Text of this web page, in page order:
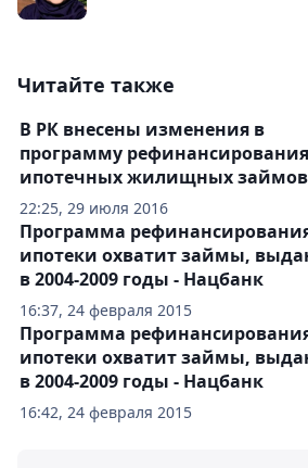
Читайте также
22:25, 29 июля 2016
В РК внесены изменения в
программу рефинансирования
ипотечных жилищных займов
16:37, 24 февраля 2015
Программа
ипотеки охватит займы,
в 2004-2009 годы - Нацбанк
16:42, 24 февраля 2015
Программа
ипотеки охватит займы,
в 2004-2009 годы - Нацбанк